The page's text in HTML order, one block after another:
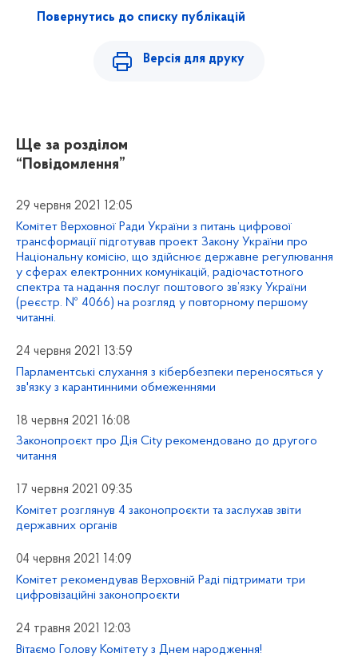
Повернутись до списку публікацій
Версія для друку
Ще за розділом
“Повідомлення”
29 червня 2021 12:05
Комітет Верховної Ради України з питань цифрової
трансформації підготував проект Закону України про
Національну комісію, що здійснює державне регулювання
у сферах електронних комунікацій, радіочастотного
спектра та надання послуг поштового зв’язку України
(реєстр. № 4066) на розгляд у повторному першому
читанні.
24 червня 2021 13:59
Парламентські слухання з кібербезпеки переносяться у
зв'язку з карантинними обмеженнями
18 червня 2021 16:08
Законопроєкт про Дія City рекомендовано до другого
читання
17 червня 2021 09:35
Комітет розглянув 4 законопроєкти та заслухав звіти
державних органів
04 червня 2021 14:09
Комітет рекомендував Верховній Раді підтримати три
цифровізаційні законопроєкти
24 травня 2021 12:03
Вітаємо Голову Комітету з Днем народження!